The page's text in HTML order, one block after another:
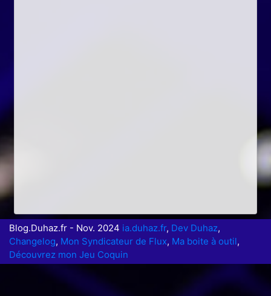
Blog.Duhaz.fr - Nov. 2024 ia.duhaz.fr, Dev Duhaz,
Changelog, Mon Syndicateur de Flux, Ma boite à outil,
Découvrez mon Jeu Coquin